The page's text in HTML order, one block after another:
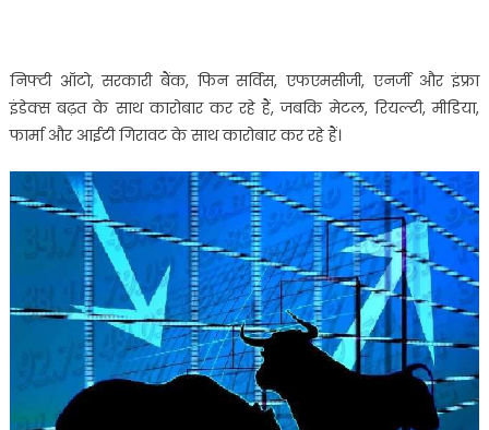
निफ्टी ऑटो, सरकारी बैंक, फिन सर्विस, एफएमसीजी, एनर्जी और इंफ्रा
इंडेक्स बढ़त के साथ कारोबार कर रहे हैं, जबकि मेटल, रियल्टी, मीडिया,
फार्मा और आईटी गिरावट के साथ कारोबार कर रहे हैं।